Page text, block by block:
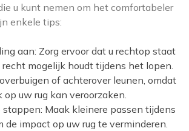
u kunt nemen om het comfortabeler
enkele tips:
aan: Zorg ervoor dat u rechtop staat
recht mogelijk houdt tijdens het lopen.
of achterover leunen, omdat
op uw rug kan veroorzaken.
stappen: Maak kleinere passen tijdens
de impact op uw rug te verminderen.